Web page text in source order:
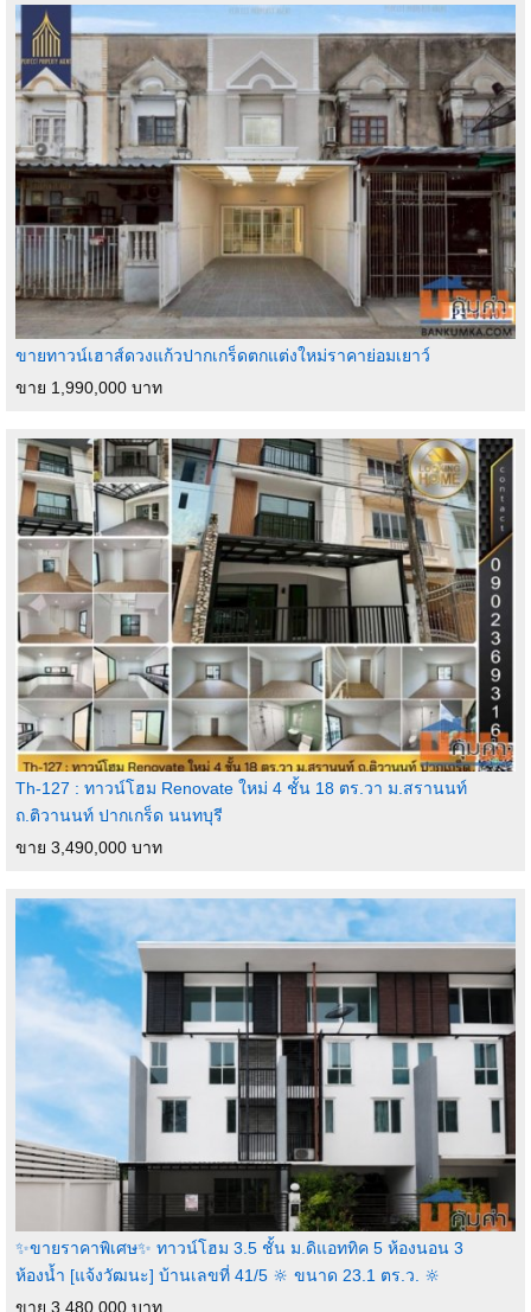
ขายทาวน์เฮาส์ดวงแก้วปากเกร็ดตกแต่งใหม่ราคาย่อมเยาว์
ขาย 1,990,000 บาท
Th-127 : ทาวน์โฮม Renovate ใหม่ 4 ชั้น 18 ตร.วา ม.สรานนท์
ถ.ติวานนท์ ปากเกร็ด นนทบุรี
ขาย 3,490,000 บาท
✨ขายราคาพิเศษ✨ ทาวน์โฮม 3.5 ชั้น ม.ดิแอททิค 5 ห้องนอน 3
ห้องน้ำ [แจ้งวัฒนะ] บ้านเลขที่ 41/5 🔆 ขนาด 23.1 ตร.ว. 🔆
ขาย 3,480,000 บาท